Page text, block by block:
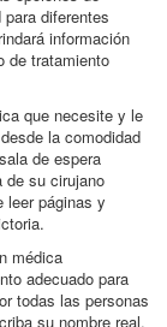
diferentes
información
de tratamiento
que necesite y le
la comodidad
de espera
de su cirujano
leer páginas y
médica
adecuado para
todas las personas
su nombre real.